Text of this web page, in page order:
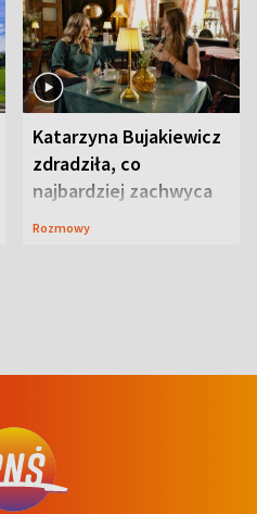
Katarzyna Bujakiewicz
zdradziła, co
najbardziej zachwyca
Rozmowy